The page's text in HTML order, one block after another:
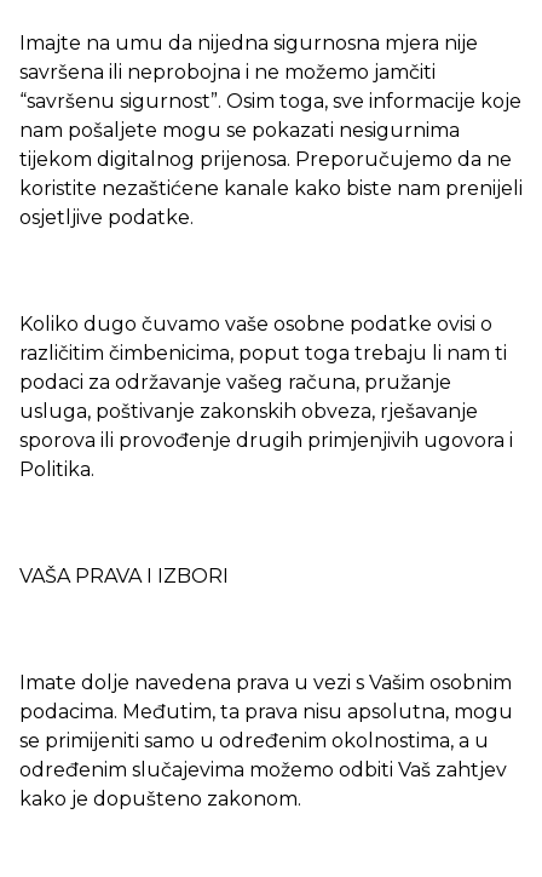
Imajte na umu da nijedna sigurnosna mjera nije
savršena ili neprobojna i ne možemo jamčiti
“savršenu sigurnost”. Osim toga, sve informacije koje
nam pošaljete mogu se pokazati nesigurnima
tijekom digitalnog prijenosa. Preporučujemo da ne
koristite nezaštićene kanale kako biste nam prenijeli
osjetljive podatke.
Koliko dugo čuvamo vaše osobne podatke ovisi o
različitim čimbenicima, poput toga trebaju li nam ti
podaci za održavanje vašeg računa, pružanje
usluga, poštivanje zakonskih obveza, rješavanje
sporova ili provođenje drugih primjenjivih ugovora i
Politika.
VAŠA PRAVA I IZBORI
Imate dolje navedena prava u vezi s Vašim osobnim
podacima. Međutim, ta prava nisu apsolutna, mogu
se primijeniti samo u određenim okolnostima, a u
određenim slučajevima možemo odbiti Vaš zahtjev
kako je dopušteno zakonom.